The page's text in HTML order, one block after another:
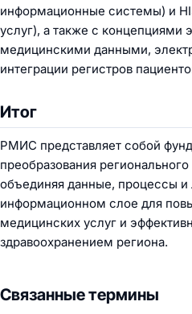
информационные системы) и
услуг), а также с концепциями
медицинскими данными,
интеграции регистров
Итог
РМИС представляет собой
преобразования
объединяя данные, процессы
информационном слое для
медицинских услуг и
здравоохранением региона.
Связанные термины